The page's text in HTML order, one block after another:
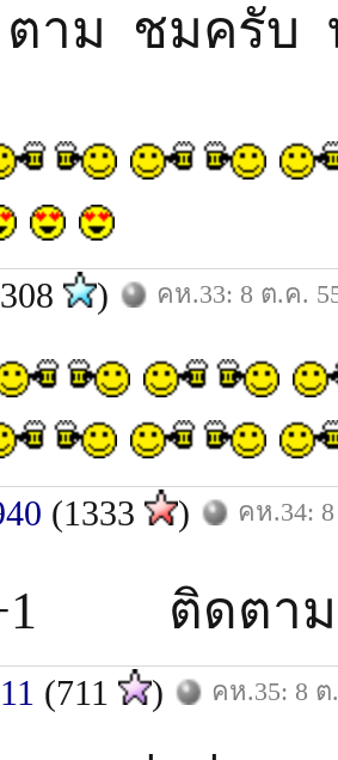
ตาม ชมครับ
) คห.33: 8 ต.ค.
(1333 ) คห.34:
ติดตา
(711 ) คห.35: 8 ต